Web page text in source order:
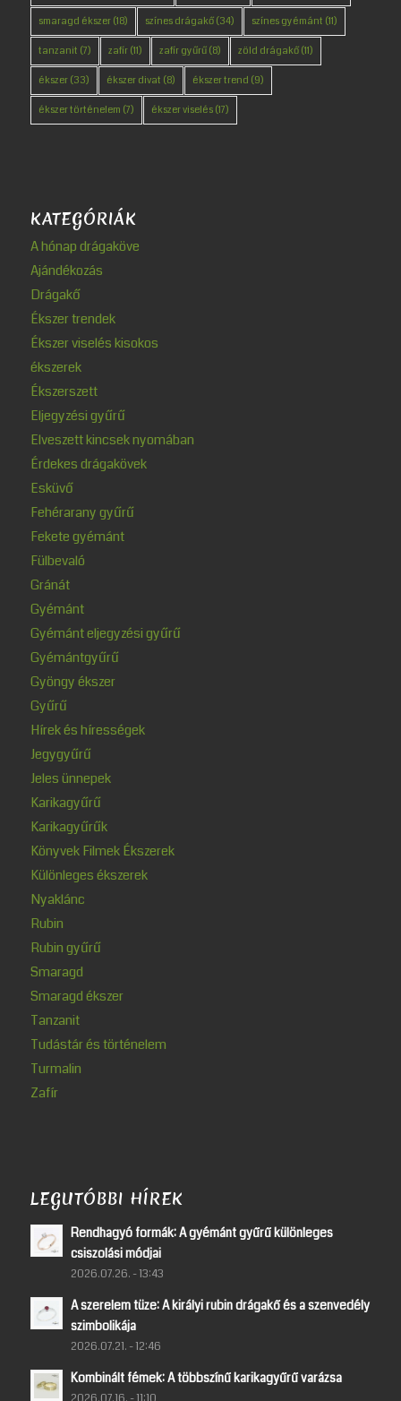
smaragd ékszer(18) színes drágakő(34) színes gyémánt (11)
tanzanit (7) zafír(11) zafír gyűrű(8) zöld drágakő(11)
ékszer(33) ékszer divat (8) ékszer trend (9)
ékszer történelem (7) ékszer viselés(17)
KATEGÓRIÁK
A hónap drágaköve
Ajándékozás
Drágakő
Ékszer trendek
Ékszer viselés kisokos
ékszerek
Ékszerszett
Eljegyzési gyűrű
Elveszett kincsek nyomában
Érdekes drágakövek
Esküvő
Fehérarany gyűrű
Fekete gyémánt
Fülbevaló
Gránát
Gyémánt
Gyémánt eljegyzési gyűrű
Gyémántgyűrű
Gyöngy ékszer
Gyűrű
Hírek és hírességek
Jegygyűrű
Jeles ünnepek
Karikagyűrű
Karikagyűrűk
Könyvek Filmek Ékszerek
Különleges ékszerek
Nyaklánc
Rubin
Rubin gyűrű
Smaragd
Smaragd ékszer
Tanzanit
Tudástár és történelem
Turmalin
Zafír
LEGUTÓBBI HÍREK
Rendhagyó formák: A gyémánt gyűrű különleges
csiszolási módjai
2026.07.26. - 13:43
A szerelem tüze: A királyi rubin drágakő és a szenvedély
szimbolikája
2026.07.21. - 12:46
Kombinált fémek: A többszínű karikagyűrű varázsa